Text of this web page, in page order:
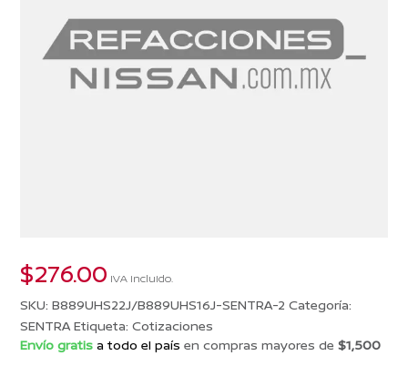
$276.00 IVA incluido.
SKU:B889UHS22J/B889UHS16J-SENTRA-2 Categoría:
SENTRA Etiqueta:Cotizaciones
Envío gratis a todo el paísen compras mayores de$1,500